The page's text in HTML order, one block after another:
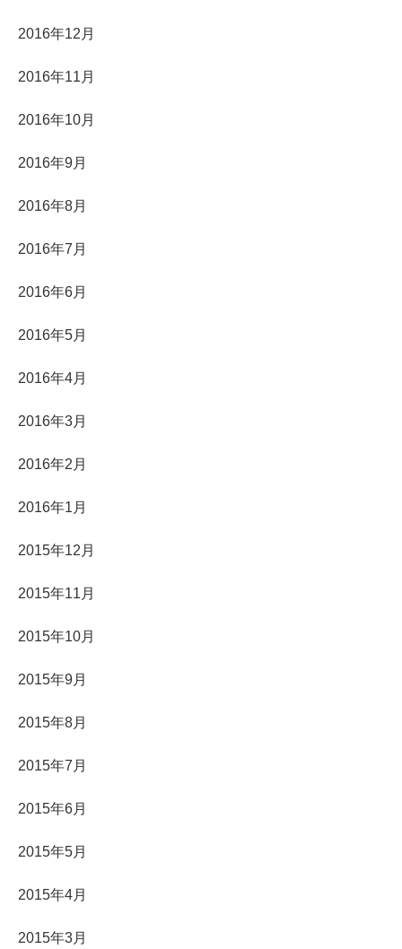
2016年12月
2016年11月
2016年10月
2016年9月
2016年8月
2016年7月
2016年6月
2016年5月
2016年4月
2016年3月
2016年2月
2016年1月
2015年12月
2015年11月
2015年10月
2015年9月
2015年8月
2015年7月
2015年6月
2015年5月
2015年4月
2015年3月